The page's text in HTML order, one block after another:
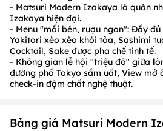
- Matsuri Modern Izakaya là quán
Izakaya hiện đại.
- Menu "mồi bén, rượu ngon": Đầy đủ
Yakitori xèo xèo khói tỏa, Sashimi
Cocktail, Sake được pha chế tinh tế.
- Không gian lễ hội "triệu đô" giữa
đường phố Tokyo sầm uất, View mở
check-in đậm chất nghệ thuật.
Bảng giá Matsuri Modern